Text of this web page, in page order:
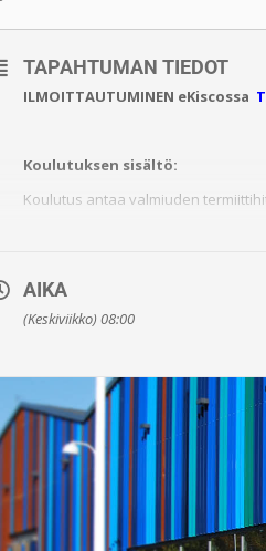
TAPAHTUMAN TIEDOT
ILMOITTAUTUMINEN eKiscossa
Koulutuksen sisältö:
Koulutus antaa valmiuden
Uusintakoe:
8 oppituntia
Pätevyyden myöntämisen
Hyväksytysti suoritetut
– Hitsauskoe
AIKA
(Keskiviikko) 08:00